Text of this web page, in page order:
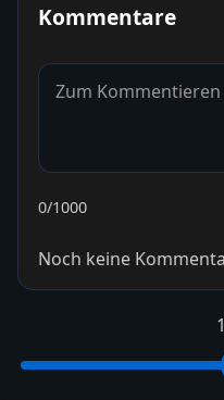
Kommentare
0/1000
Noch keine